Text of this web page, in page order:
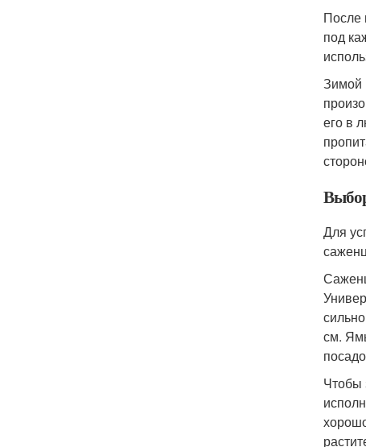
После
под
Зимой
его в
Для
см.
Чтобы